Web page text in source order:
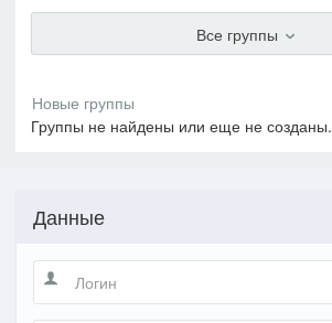
В друзья Фото Видео
Все группы
Группы не найдены или еще не созданы.
Данные